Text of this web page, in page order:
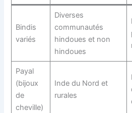
Bindis
variés
Diverses
communautés
hindoues et non
hindoues
Payal
(bijoux
de
cheville)
Inde du Nord et
rurales